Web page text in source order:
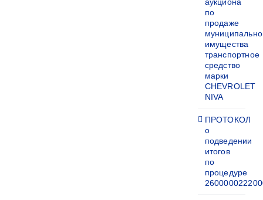
по
продаже
имущества
транспортное
средство
марки
CHEVROLET
NIVA
ПРОТОКОЛ
о
подведении
итогов
по
процедуре